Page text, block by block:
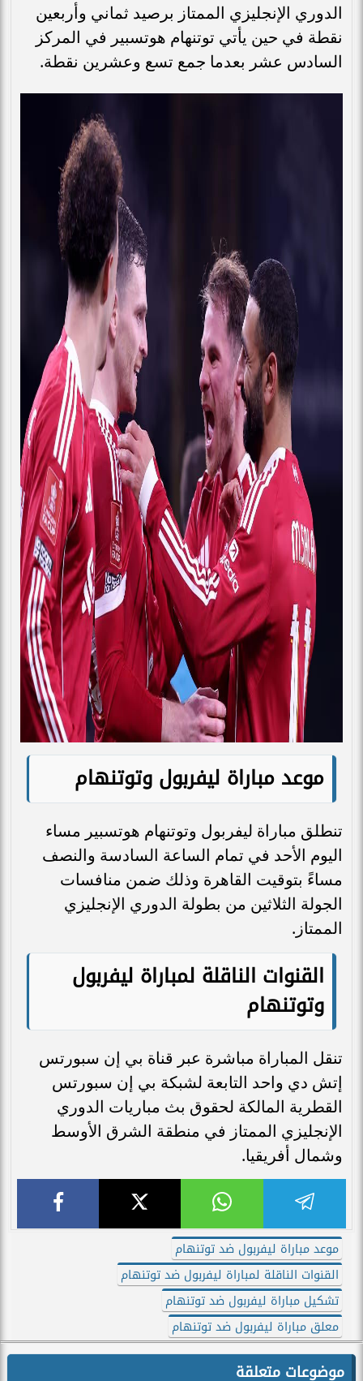
الدوري الإنجليزي الممتاز برصيد ثماني وأربعين
نقطة في حين يأتي توتنهام هوتسبير في المركز
السادس عشر بعدما جمع تسع وعشرين نقطة.
موعد مباراة ليفربول وتوتنهام
تنطلق مباراة ليفربول وتوتنهام هوتسبير مساء
اليوم الأحد في تمام الساعة السادسة والنصف
مساءً بتوقيت القاهرة وذلك ضمن منافسات
الجولة الثلاثين من بطولة الدوري الإنجليزي
الممتاز.
القنوات الناقلة لمباراة ليفربول
وتوتنهام
تنقل المباراة مباشرة عبر قناة بي إن سبورتس
إتش دي واحد التابعة لشبكة بي إن سبورتس
القطرية المالكة لحقوق بث مباريات الدوري
الإنجليزي الممتاز في منطقة الشرق الأوسط
وشمال أفريقيا.
موعد مباراة ليفربول ضد توتنهام
القنوات الناقلة لمباراة ليفربول ضد توتنهام
تشكيل مباراة ليفربول ضد توتنهام
معلق مباراة ليفربول ضد توتنهام
موضوعات متعلقة